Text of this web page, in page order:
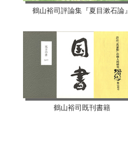
鶴山裕司評論集『夏目漱石論』
鶴山裕司既刊書籍